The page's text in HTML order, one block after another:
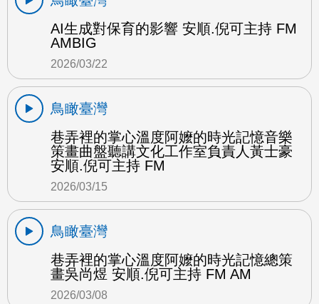
AI生成對保育的影響 安順.倪可主持 FM
AMBIG
2026/03/22
鳥瞰臺灣
巷弄裡的掌心溫度阿嬤的時光記憶音樂
策畫曲盤聽講文化工作室負責人黃士豪
安順.倪可主持 FM
2026/03/15
鳥瞰臺灣
巷弄裡的掌心溫度阿嬤的時光記憶總策
畫吳尚煜 安順.倪可主持 FM AM
2026/03/08